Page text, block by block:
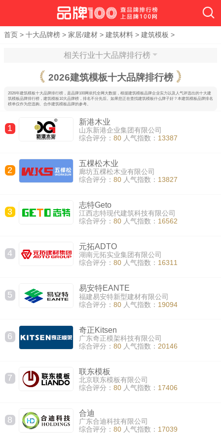
首页 > 十大品牌榜 > 家居/建材 > 建筑材料 > 建筑模板 >
相关行业十大品牌排行榜
2026建筑模板十大品牌排行榜
2026年建筑模板十大品牌排行榜，是品牌100网依托全网大数据，根据建筑模板品牌企业实力以及人气评选出的十大建
筑模板品牌排行榜，建筑模板10大品牌榜，排名不分先后。如果您正在查找建筑模板什么牌子好？本建筑模板品牌排名
榜单仅作为您选购、合作建筑模板品牌的参考。
1
新港木业
山东新港企业集团有限公司
综合评分： 80 人气指数： 13387
2
五棵松木业
廊坊五棵松木业有限公司
综合评分： 80 人气指数： 13827
3
志特Geto
江西志特现代建筑科技有限公司
综合评分： 80 人气指数： 16562
4
元拓ADTO
湖南元拓实业集团有限公司
综合评分： 80 人气指数： 16311
5
易安特EANTE
福建易安特新型建材有限公司
综合评分： 80 人气指数： 19094
6
奇正Kitsen
广东奇正模架科技有限公司
综合评分： 80 人气指数： 20146
7
联东模板
北京联东模板有限公司
综合评分： 80 人气指数： 17406
8
合迪
广东合迪科技有限公司
综合评分： 80 人气指数： 17039